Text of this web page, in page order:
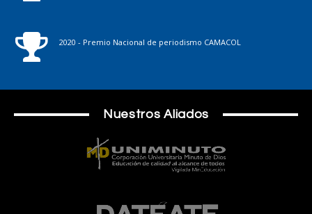
2020 - Premio Nacional de periodismo CAMACOL
Nuestros Aliados